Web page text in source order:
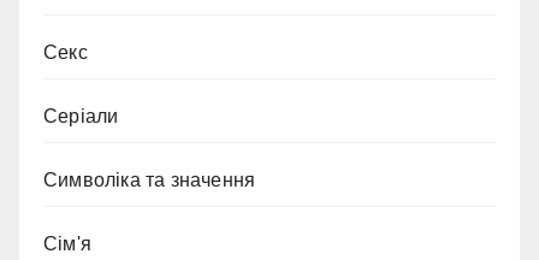
Секс
Серіали
Символіка та значення
Сім'я